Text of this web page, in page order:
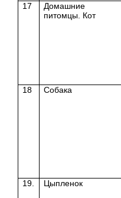
17
Домашние
питомцы. Кот
18
Собака
19.
Цыпленок